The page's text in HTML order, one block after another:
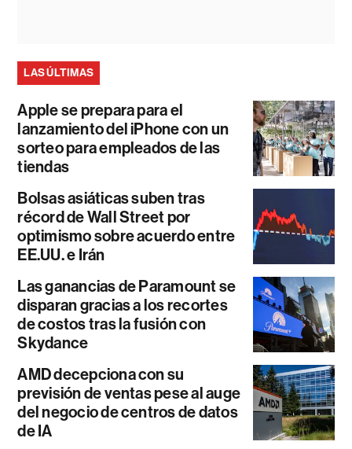
LAS ÚLTIMAS
Apple se prepara para el
lanzamiento del iPhone con un
sorteo para empleados de las
tiendas
Bolsas asiáticas suben tras
récord de Wall Street por
optimismo sobre acuerdo entre
EE.UU. e Irán
Las ganancias de Paramount se
disparan gracias a los recortes
de costos tras la fusión con
Skydance
AMD decepciona con su
previsión de ventas pese al auge
del negocio de centros de datos
de IA